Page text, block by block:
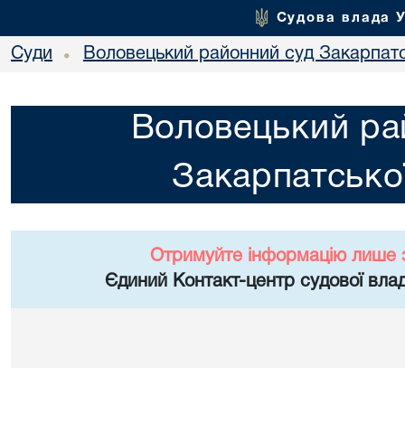
Судова влада
Суди • Воловецький районний суд
Воловецький
Отримуйте інформацію лише
Єдиний Контакт-центр судової